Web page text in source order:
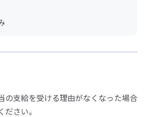
の支給を受ける理由がなくなった場合
さい。